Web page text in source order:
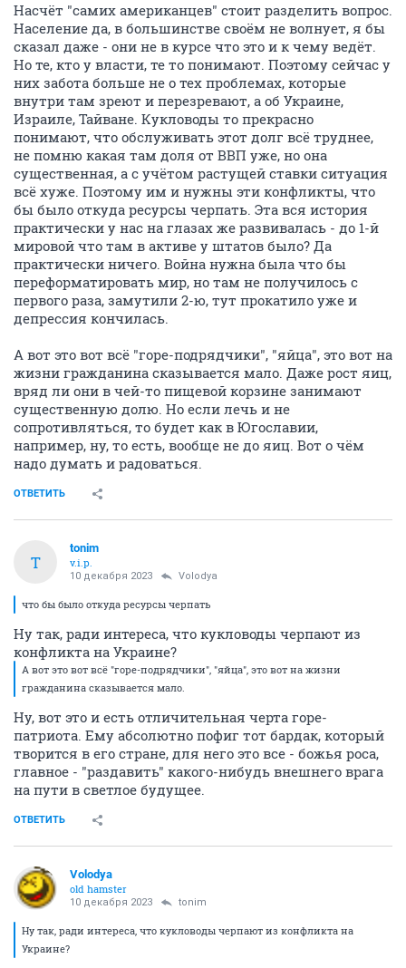
Насчёт "самих американцев" стоит разделить вопрос.
Население да, в большинстве своём не волнует, я бы
сказал даже - они не в курсе что это и к чему ведёт.
Но те, кто у власти, те то понимают. Поэтому сейчас у
них забота больше не о тех проблемах, которые
внутри там зреют и перезревают, а об Украине,
Израиле, Тайване. Кукловоды то прекрасно
понимают, что обслуживать этот долг всё труднее,
не помню какая там доля от ВВП уже, но она
существенная, а с учётом растущей ставки ситуация
всё хуже. Поэтому им и нужны эти конфликты, что
бы было откуда ресурсы черпать. Эта вся история
практически у нас на глазах же развивалась - до 1-й
мировой что там в активе у штатов было? Да
практически ничего. Война нужна была что бы
переформатировать мир, но там не получилось с
первого раза, замутили 2-ю, тут прокатило уже и
депрессия кончилась.
А вот это вот всё "горе-подрядчики", "яйца", это вот на
жизни гражданина сказывается мало. Даже рост яиц,
вряд ли они в чей-то пищевой корзине занимают
существенную долю. Но если лечь и не
сопротивляться, то будет как в Югославии,
например, ну, то есть, вообще не до яиц. Вот о чём
надо думать и радоваться.
ОТВЕТИТЬ
T
tonim
v.i.p.
10 декабря 2023 Volodya
что бы было откуда ресурсы черпать
Ну так, ради интереса, что кукловоды черпают из
конфликта на Украине?
А вот это вот всё "горе-подрядчики", "яйца", это вот на жизни
гражданина сказывается мало.
Ну, вот это и есть отличительная черта горе-
патриота. Ему абсолютно пофиг тот бардак, который
творится в его стране, для него это все - божья роса,
главное - "раздавить" какого-нибудь внешнего врага
на пути в светлое будущее.
ОТВЕТИТЬ
Volodya
old hamster
10 декабря 2023 tonim
Ну так, ради интереса, что кукловоды черпают из конфликта на
Украине?